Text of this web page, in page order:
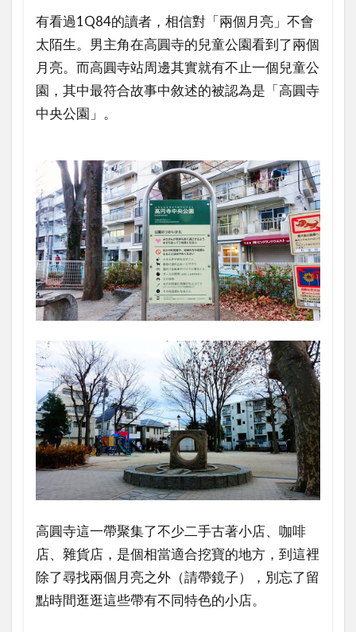
有看過1Q84的讀者，相信對「兩個月亮」不會
太陌生。男主角在高圓寺的兒童公園看到了兩個
月亮。而高圓寺站周邊其實就有不止一個兒童公
園，其中最符合故事中敘述的被認為是「高圓寺
中央公園」。
高圓寺這一帶聚集了不少二手古著小店、咖啡
店、雜貨店，是個相當適合挖寶的地方，到這裡
除了尋找兩個月亮之外（請帶鏡子），別忘了留
點時間逛逛這些帶有不同特色的小店。